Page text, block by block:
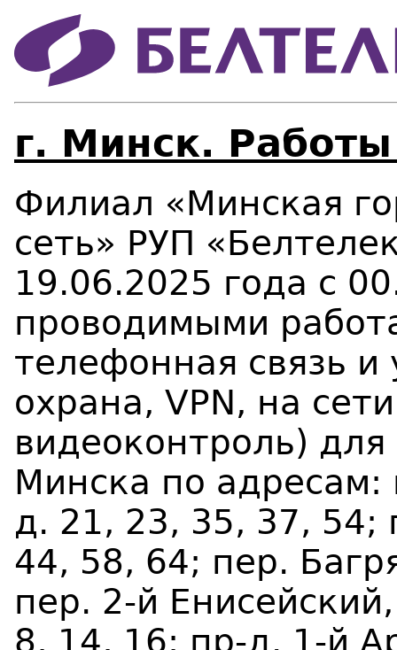
г. Минск.
Филиал «Минская
сеть» РУП
19.06.2025 года с
проводимыми
телефонная связь
охрана, VPN, на
видеоконтроль)
Минска по
д. 21, 23, 35, 37, 54;
44, 58, 64; пер.
пер. 2-й
8, 14, 16; пр-д. 1-й